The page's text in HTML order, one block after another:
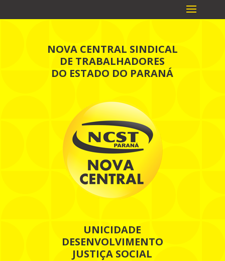
NOVA CENTRAL SINDICAL
DE TRABALHADORES
DO ESTADO DO PARANÁ
UNICIDADE
DESENVOLVIMENTO
JUSTIÇA SOCIAL